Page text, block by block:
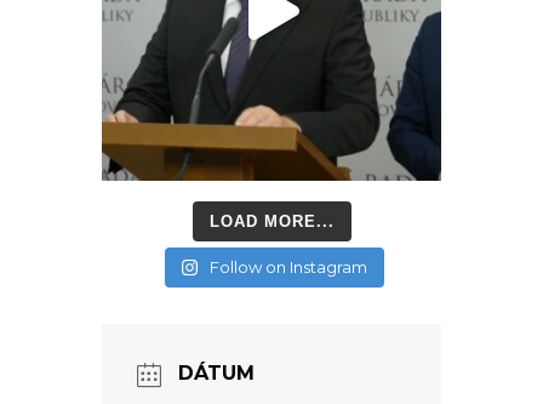
LOAD MORE...
Follow on Instagram
DÁTUM